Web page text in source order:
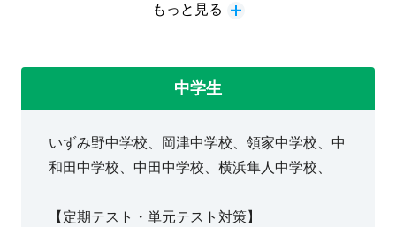
・評定UPを目指す定期テスト対策
・個別指導×映像授業で最大効率で大学受験対
策
もっと見る
中学生
いずみ野中学校、岡津中学校、領家中学校、中
和田中学校、中田中学校、横浜隼人中学校、
【定期テスト・単元テスト対策】